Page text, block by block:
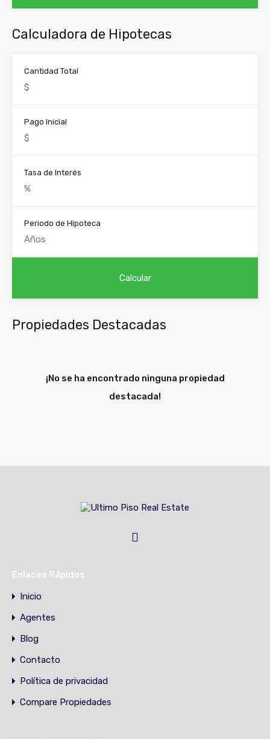
Calculadora de Hipotecas
Cantidad Total
Pago Inicial
Tasa de Interés
Periodo de Hipoteca
Propiedades Destacadas
¡No se ha encontrado ninguna propiedad
destacada!
Enlaces Rápidos
Inicio
Agentes
Blog
Contacto
Política de privacidad
Compare Propiedades